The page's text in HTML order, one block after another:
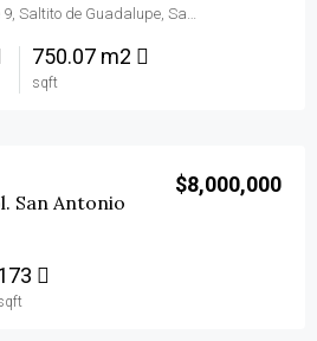
Camino Real del Saltito Manzana C Lote 9, Saltito de Guadalupe, San Miguel de Allende
750.07 m2
sqft
San Antonio
$8,000,000